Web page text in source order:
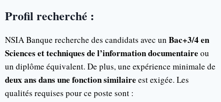
Profil recherché :
NSIA Banque recherche des candidats avec un Bac+3/4 en
Sciences et techniques de l’information documentaire ou
un diplôme équivalent. De plus, une expérience minimale de
deux ans dans une fonction similaire est exigée. Les
qualités requises pour ce poste sont :